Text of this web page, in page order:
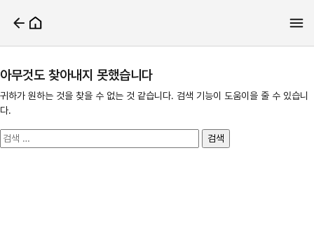
아무것도 찾아내지 못했습니다
귀하가 원하는 것을 찾을 수 없는 것 같습니다. 검색 기능이 도움이을 줄 수 있습니
다.
검
색: